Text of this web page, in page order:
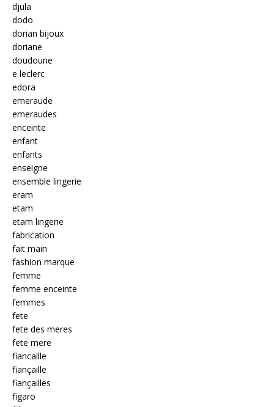
djula
dodo
dorian bijoux
doriane
doudoune
e leclerc
edora
emeraude
emeraudes
enceinte
enfant
enfants
enseigne
ensemble lingerie
eram
etam
etam lingerie
fabrication
fait main
fashion marque
femme
femme enceinte
femmes
fete
fete des meres
fete mere
fiancaille
fiançaille
fiançailles
figaro